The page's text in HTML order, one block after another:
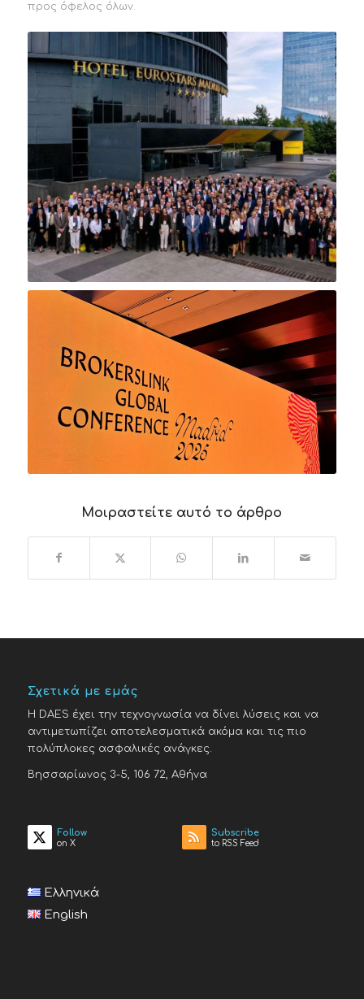
προς όφελος όλων.
Μοιραστείτε αυτό το άρθρο
Σχετικά με εμάς
H DAES έχει την τεχνογνωσία να δίνει λύσεις και να
αντιμετωπίζει αποτελεσματικά ακόμα και τις πιο
πολύπλοκες ασφαλικές ανάγκες.
Βησσαρίωνος 3-5, 106 72, Αθήνα
Follow
on X
Subscribe
to RSS Feed
Ελληνικά
English